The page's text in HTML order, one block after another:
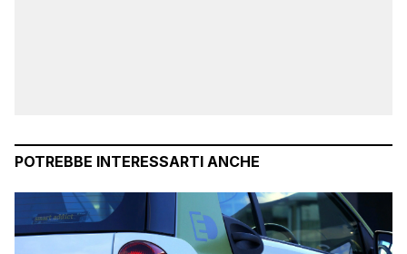
POTREBBE INTERESSARTI ANCHE